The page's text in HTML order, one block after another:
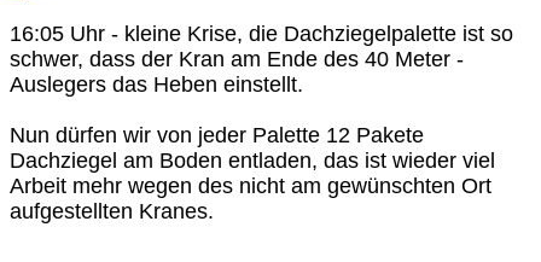
16:05 Uhr - kleine Krise, die Dachziegelpalette ist so
schwer, dass der Kran am Ende des 40 Meter -
Auslegers das Heben einstellt.
Nun dürfen wir von jeder Palette 12 Pakete
Dachziegel am Boden entladen, das ist wieder viel
Arbeit mehr wegen des nicht am gewünschten Ort
aufgestellten Kranes.